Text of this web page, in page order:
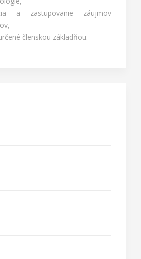
a zastupovanie záujmov
členskou základňou.